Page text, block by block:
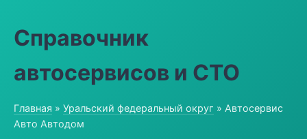
Справочник
автосервисов и СТО
Главная » Уральский федеральный округ » Автосервис
Авто Автодом